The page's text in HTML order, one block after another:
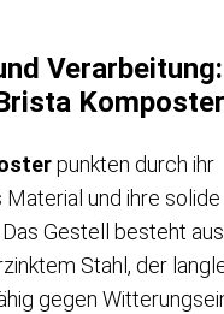
punkten durch ihr
und ihre solide
Gestell besteht aus
Stahl, der
gegen